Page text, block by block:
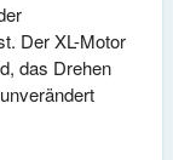
Der XL-Motor
das Drehen